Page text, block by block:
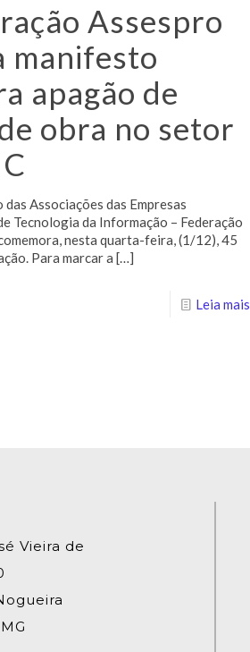
Assespro
manifesto
apagão de
obra no setor
das Associações das Empresas
Tecnologia da Informação – Federação
nesta quarta-feira, (1/12), 45
Para marcar a […]
Leia mais
Vieira de